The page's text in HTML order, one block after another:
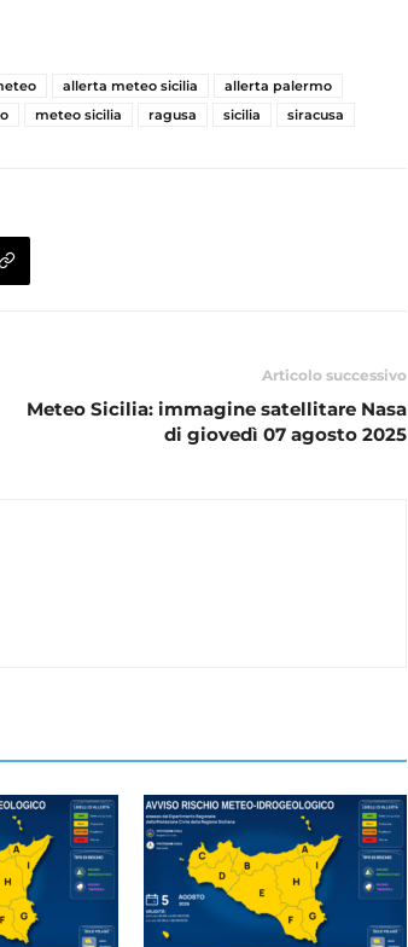
allerta meteo sicilia
allerta palermo
meteo sicilia ragusa sicilia siracusa
Articolo successivo
Meteo Sicilia: immagine satellitare Nasa
di giovedì 07 agosto 2025